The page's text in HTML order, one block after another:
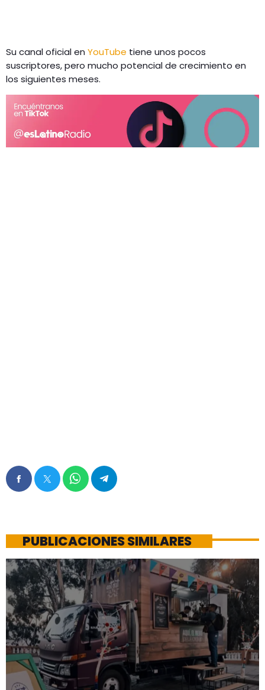
Su canal oficial en YouTube tiene unos pocos
suscriptores, pero mucho potencial de crecimiento en
los siguientes meses.
PUBLICACIONES SIMILARES